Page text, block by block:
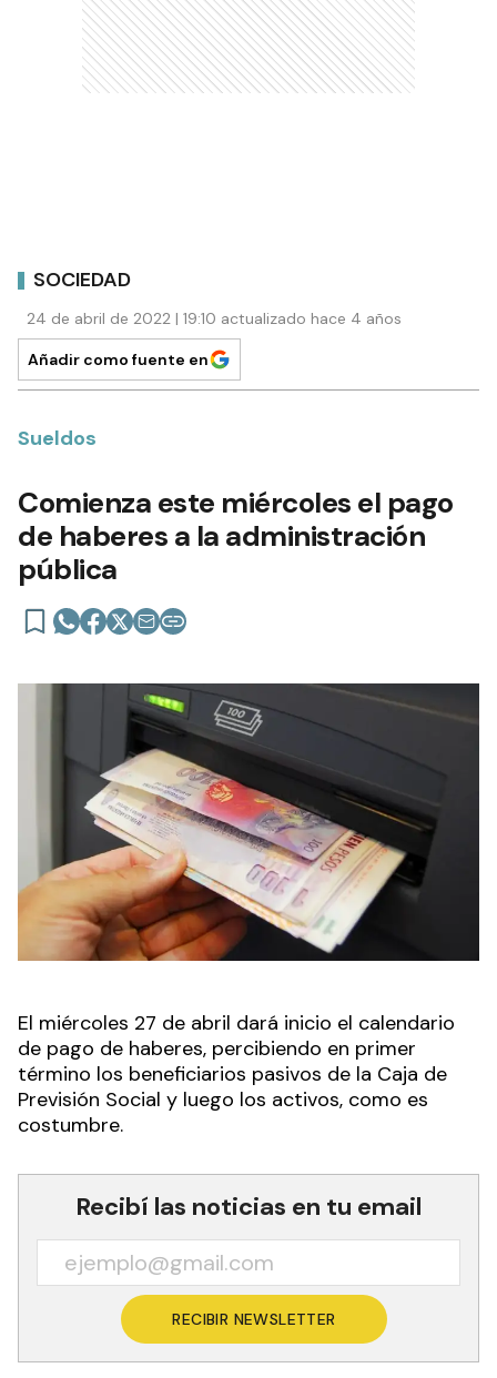
SOCIEDAD
24 de abril de 2022 | 19:10 actualizado hace 4 años
Añadir como fuente en
Sueldos
Comienza este miércoles el pago
de haberes a la administración
pública
El miércoles 27 de abril dará inicio el calendario
de pago de haberes, percibiendo en primer
término los beneficiarios pasivos de la Caja de
Previsión Social y luego los activos, como es
costumbre.
Recibí las noticias en tu email
RECIBIR NEWSLETTER